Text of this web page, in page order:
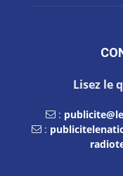
Lisez le
:
: